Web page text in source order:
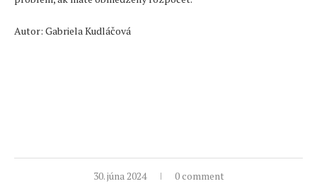
Autor: Gabriela Kudláčová
30. júna 2024 0 comment